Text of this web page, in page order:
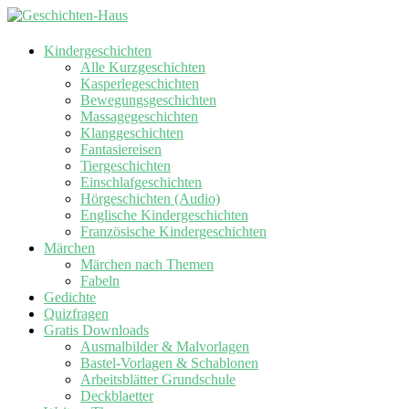
Kindergeschichten
Alle Kurzgeschichten
Kasperlegeschichten
Bewegungsgeschichten
Massagegeschichten
Klanggeschichten
Fantasiereisen
Tiergeschichten
Einschlafgeschichten
Hörgeschichten (Audio)
Englische Kindergeschichten
Französische Kindergeschichten
Märchen
Märchen nach Themen
Fabeln
Gedichte
Quizfragen
Gratis Downloads
Ausmalbilder & Malvorlagen
Bastel-Vorlagen & Schablonen
Arbeitsblätter Grundschule
Deckblaetter